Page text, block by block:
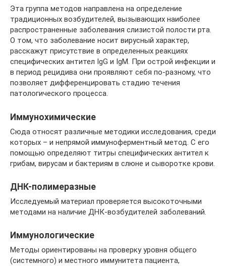
Эта группа методов направлена на определение
традиционных возбудителей, вызывающих наиболее
распространенные заболевания слизистой полости рта.
О том, что заболевание носит вирусный характер,
расскажут присутствие в определенных реакциях
специфических антител IgG и IgM. При острой инфекции и
в период рецидива они проявляют себя по-разному, что
позволяет дифференцировать стадию течения
патологического процесса.
Иммунохимические
Сюда относят различные методики исследования, среди
которых – и непрямой иммуноферментный метод. С его
помощью определяют титры специфических антител к
грибам, вирусам и бактериям в слюне и сыворотке крови.
ДНК-полимеразные
Исследуемый материал проверяется высокоточными
методами на наличие ДНК-возбудителей заболеваний.
Иммунологические
Методы ориентированы на проверку уровня общего
(системного) и местного иммунитета пациента,